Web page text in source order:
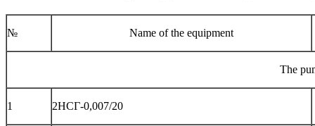
№ Name of the equipment
The
1 2НСГ-0,007/20